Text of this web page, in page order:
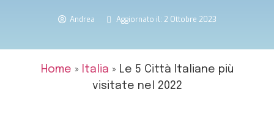
Andrea Aggiornato il: 2 Ottobre 2023
Home » Italia » Le 5 Città Italiane più
visitate nel 2022